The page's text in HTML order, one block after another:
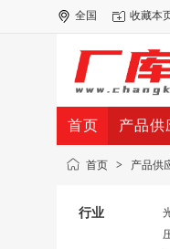
全国 收藏本
首页 产品供
首页 > 产品供
行业